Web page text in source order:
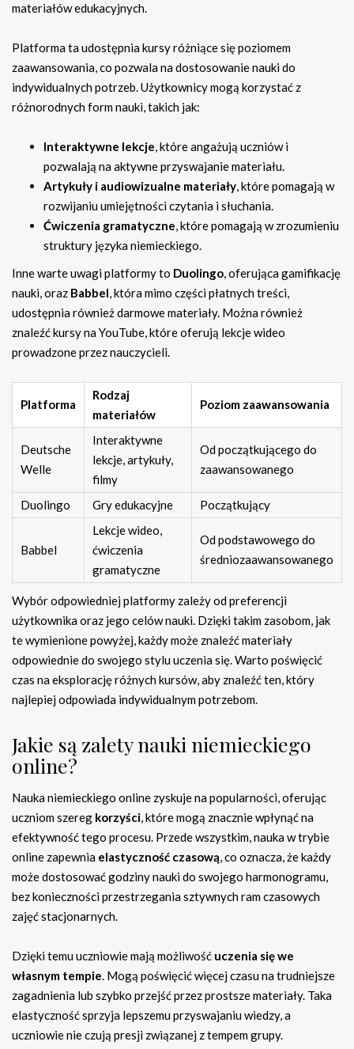
materiałów edukacyjnych.
Platforma ta udostępnia kursy różniące się poziomem
zaawansowania, co pozwala na dostosowanie nauki do
indywidualnych potrzeb. Użytkownicy mogą korzystać z
różnorodnych form nauki, takich jak:
Interaktywne lekcje, które angażują uczniów i
pozwalają na aktywne przyswajanie materiału.
Artykuły i audiowizualne materiały, które pomagają w
rozwijaniu umiejętności czytania i słuchania.
Ćwiczenia gramatyczne, które pomagają w zrozumieniu
struktury języka niemieckiego.
Inne warte uwagi platformy to Duolingo, oferująca gamifikację
nauki, oraz Babbel, która mimo części płatnych treści,
udostępnia również darmowe materiały. Można również
znaleźć kursy na YouTube, które oferują lekcje wideo
prowadzone przez nauczycieli.
Platforma
Rodzaj
materiałów
Poziom zaawansowania
Deutsche
Welle
Interaktywne
lekcje, artykuły,
filmy
Od początkującego do
zaawansowanego
Duolingo Gry edukacyjne Początkujący
Babbel
Lekcje wideo,
ćwiczenia
gramatyczne
Od podstawowego do
średniozaawansowanego
Wybór odpowiedniej platformy zależy od preferencji
użytkownika oraz jego celów nauki. Dzięki takim zasobom, jak
te wymienione powyżej, każdy może znaleźć materiały
odpowiednie do swojego stylu uczenia się. Warto poświęcić
czas na eksplorację różnych kursów, aby znaleźć ten, który
najlepiej odpowiada indywidualnym potrzebom.
Jakie są zalety nauki niemieckiego
online?
Nauka niemieckiego online zyskuje na popularności, oferując
uczniom szereg korzyści, które mogą znacznie wpłynąć na
efektywność tego procesu. Przede wszystkim, nauka w trybie
online zapewnia elastyczność czasową, co oznacza, że każdy
może dostosować godziny nauki do swojego harmonogramu,
bez konieczności przestrzegania sztywnych ram czasowych
zajęć stacjonarnych.
Dzięki temu uczniowie mają możliwość uczenia się we
własnym tempie. Mogą poświęcić więcej czasu na trudniejsze
zagadnienia lub szybko przejść przez prostsze materiały. Taka
elastyczność sprzyja lepszemu przyswajaniu wiedzy, a
uczniowie nie czują presji związanej z tempem grupy.